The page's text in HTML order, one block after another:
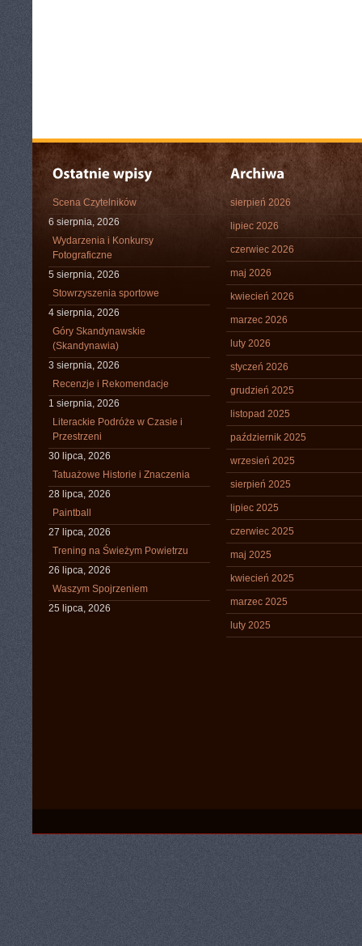
Scena Czytelników
6 sierpnia, 2026
Wydarzenia i Konkursy
Fotograficzne
5 sierpnia, 2026
Stowrzyszenia sportowe
4 sierpnia, 2026
Góry Skandynawskie
(Skandynawia)
3 sierpnia, 2026
Recenzje i Rekomendacje
1 sierpnia, 2026
Literackie Podróże w Czasie i
Przestrzeni
30 lipca, 2026
Tatuażowe Historie i Znaczenia
28 lipca, 2026
Paintball
27 lipca, 2026
Trening na Świeżym Powietrzu
26 lipca, 2026
Waszym Spojrzeniem
25 lipca, 2026
sierpień 2026
lipiec 2026
czerwiec 2026
maj 2026
kwiecień 2026
marzec 2026
luty 2026
styczeń 2026
grudzień 2025
listopad 2025
październik 2025
wrzesień 2025
sierpień 2025
lipiec 2025
czerwiec 2025
maj 2025
kwiecień 2025
marzec 2025
luty 2025